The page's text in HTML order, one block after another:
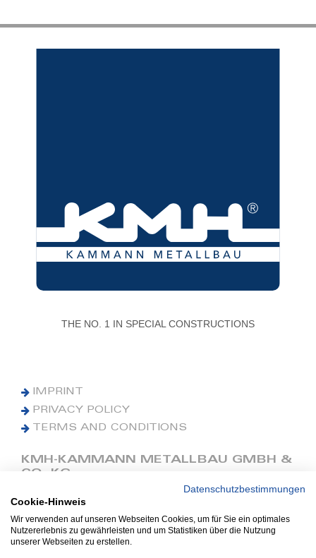
THE NO. 1 IN SPECIAL CONSTRUCTIONS
IMPRINT
PRIVACY POLICY
TERMS AND CONDITIONS
KMH-KAMMANN METALLBAU GMBH &
CO. KG
Phone: +49 (0) 42 41 9390 0
Fax: +49 (0) 42 41 9390 90
E-Mail: office@kmh.net
Datenschutzbestimmungen
Cookie-Hinweis
Wir verwenden auf unseren Webseiten Cookies, um für Sie ein optimales
Nutzererlebnis zu gewährleisten und um Statistiken über die Nutzung
unserer Webseiten zu erstellen.